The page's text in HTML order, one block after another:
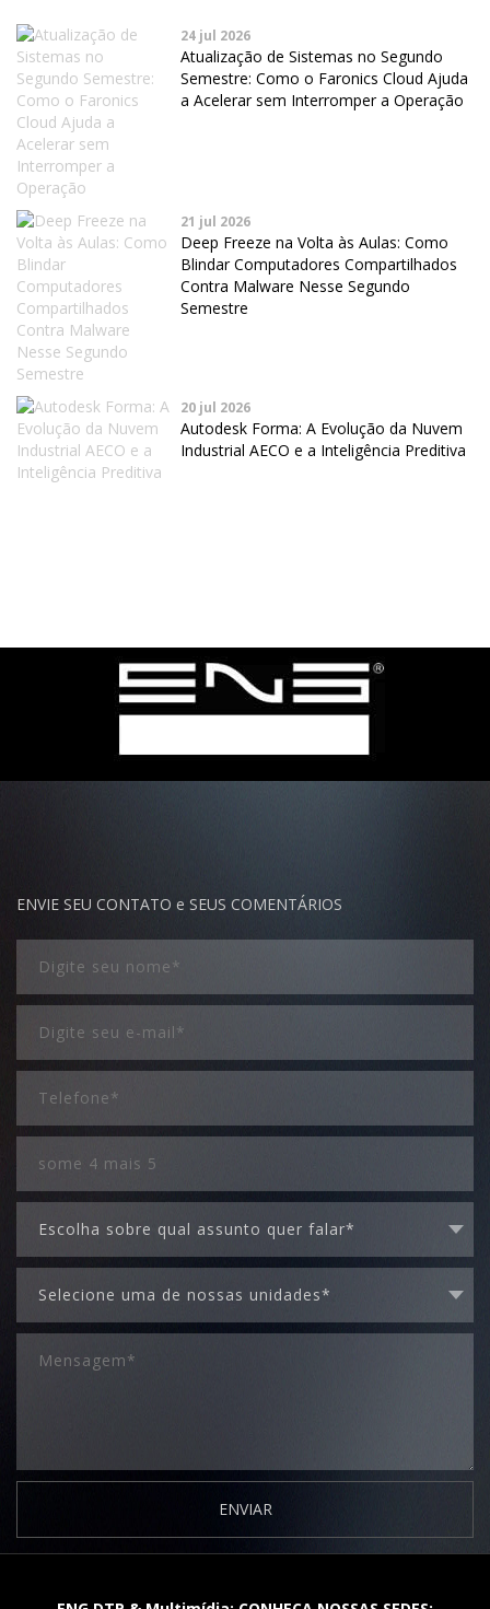
24 jul 2026
Atualização de Sistemas no Segundo
Semestre: Como o Faronics Cloud Ajuda
a Acelerar sem Interromper a Operação
21 jul 2026
Deep Freeze na Volta às Aulas: Como
Blindar Computadores Compartilhados
Contra Malware Nesse Segundo
Semestre
20 jul 2026
Autodesk Forma: A Evolução da Nuvem
Industrial AECO e a Inteligência Preditiva
ENVIE SEU CONTATO e SEUS COMENTÁRIOS
ENVIAR